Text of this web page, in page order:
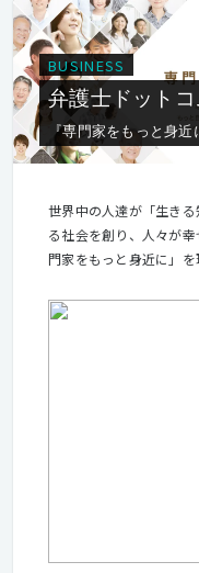
BUSINESS
弁護士ドット
『専門家をもっと身近
世界中の人達が「生き
る社会を創り、人々が
門家をもっと身近に」を